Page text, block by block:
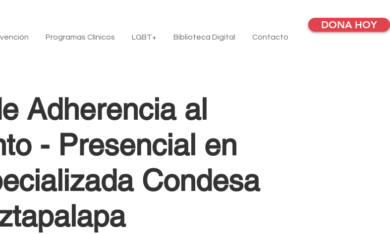
Programas Clínicos LGBT+ Biblioteca Digital Contacto
DONA HOY
Adherencia al
- Presencial en
Condesa